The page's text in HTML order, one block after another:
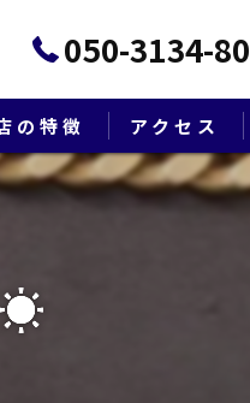
050-3134-
の特徴
ンド
アクセス
漫画特集
☀